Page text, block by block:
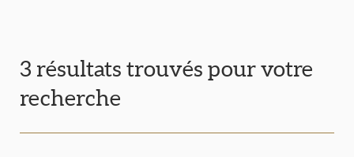
3 résultats trouvés pour votre
recherche